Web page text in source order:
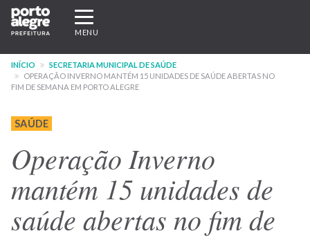
Pular
para
conteúdo
principal
Expandir/recolher
navegação
MENU
INÍCIO
SECRETARIA MUNICIPAL DE SAÚDE
OPERAÇÃO INVERNO MANTÉM 15 UNIDADES DE SAÚDE ABERTAS NO
FIM DE SEMANA EM PORTO ALEGRE
SAÚDE
Operação Inverno
mantém 15 unidades de
saúde abertas no fim de